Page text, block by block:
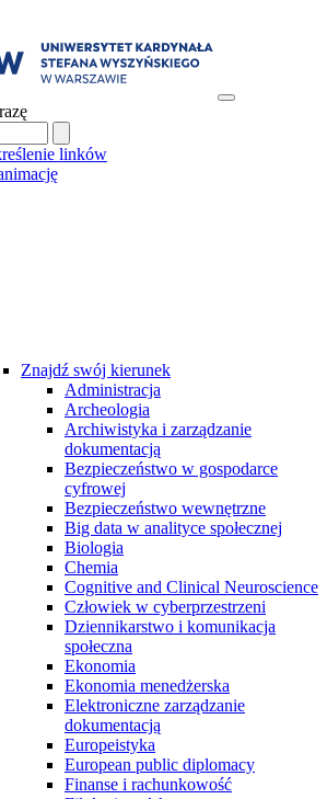
Znajdź swój kierunek
Administracja
Archeologia
Archiwistyka i zarządzanie
dokumentacją
Bezpieczeństwo w gospodarce
cyfrowej
Bezpieczeństwo wewnętrzne
Big data w analityce społecznej
Biologia
Chemia
Cognitive and Clinical Neuroscience
Człowiek w cyberprzestrzeni
Dziennikarstwo i komunikacja
społeczna
Ekonomia
Ekonomia menedżerska
Elektroniczne zarządzanie
dokumentacją
Europeistyka
European public diplomacy
Finanse i rachunkowość